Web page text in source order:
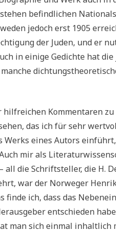
befindlichen
jedoch erst 1905
der Juden, und er
in einige Gedichte hat
Kommentaren
das ich für sehr
eines Autors
mir als
die Schriftsteller, die H.
war der Norweger
ich, dass das
entschieden
man sich einmal